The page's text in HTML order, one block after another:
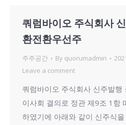
쿼럼바이오 주식회사
환전환우선주
주주공간 By quorumadmin
Leave a comment
쿼럼바이오 주식회사 신주발
이사회 결의로 정관 제9조 1항
하였기에 아래와 같이 신주식